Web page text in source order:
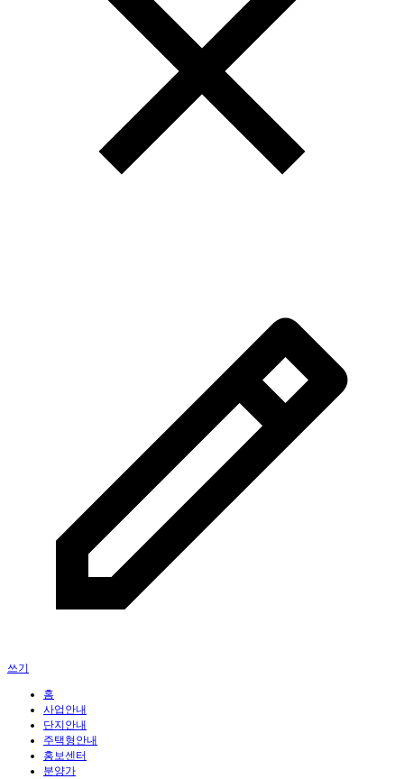
쓰기
홈
사업안내
단지안내
주택형안내
홍보센터
분양가